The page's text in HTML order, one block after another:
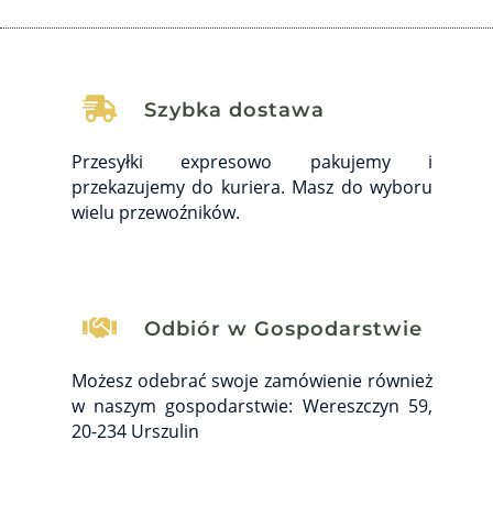
 Szybka dostawa
Przesyłki expresowo pakujemy i
przekazujemy do kuriera. Masz do wyboru
wielu przewoźników.
 Odbiór w Gospodarstwie
Możesz odebrać swoje zamówienie również
w naszym gospodarstwie: Wereszczyn 59,
20-234 Urszulin